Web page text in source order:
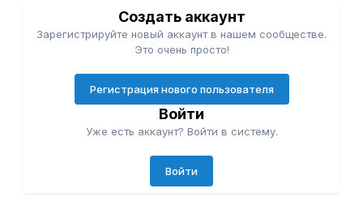
Создать аккаунт
Зарегистрируйте новый аккаунт в нашем сообществе.
Это очень просто!
Регистрация нового пользователя
Войти
Уже есть аккаунт? Войти в систему.
Войти